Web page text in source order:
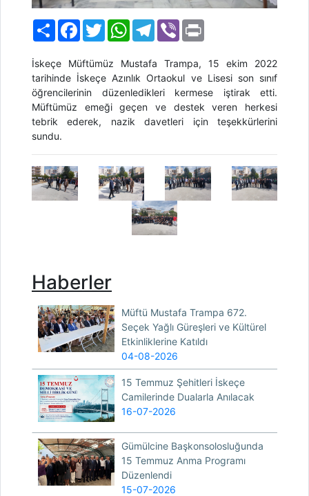
PaylaşFacebook
TwitterWhatsAppTelegram
Viber
İskeçe Müftümüz Mustafa Trampa, 15 ekim 2022
tarihinde İskeçe Azınlık Ortaokul ve Lisesi son sınıf
öğrencilerinin düzenledikleri kermese iştirak etti.
Müftümüz emeği geçen ve destek veren herkesi
tebrik ederek, nazik davetleri için teşekkürlerini
sundu.
Haberler
Müftü Mustafa Trampa 672.
Seçek Yağlı Güreşleri ve Kültürel
Etkinliklerine Katıldı
04-08-2026
15 Temmuz Şehitleri İskeçe
Camilerinde Dualarla Anılacak
16-07-2026
Gümülcine Başkonsolosluğunda
15 Temmuz Anma Programı
Düzenlendi
15-07-2026